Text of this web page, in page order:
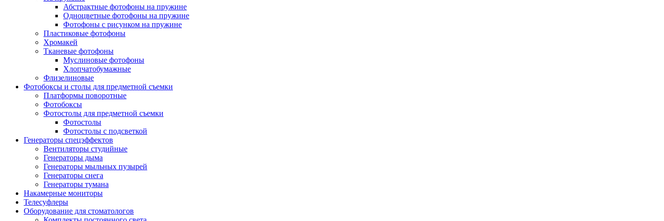
Абстрактные фотофоны на пружине
Одноцветные фотофоны на пружине
Фотофоны с рисунком на пружине
Пластиковые фотофоны
Хромакей
Тканевые фотофоны
Муслиновые фотофоны
Хлопчатобумажные
Флизелиновые
Фотобоксы и столы для предметной съемки
Платформы поворотные
Фотобоксы
Фотостолы для предметной съемки
Фотостолы
Фотостолы с подсветкой
Генераторы спецэффектов
Вентиляторы студийные
Генераторы дыма
Генераторы мыльных пузырей
Генераторы снега
Генераторы тумана
Накамерные мониторы
Телесуфлеры
Оборудование для стоматологов